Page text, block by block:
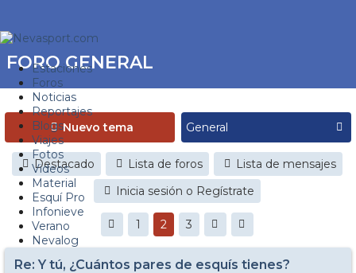
Estaciones
Foros
Noticias
Reportajes
Blogs
Viajes
Fotos
Videos
Material
Esquí Pro
Infonieve
Verano
Nevalog
FORO GENERAL
Nuevo tema
Destacado Lista de foros
Lista de mensajes
Inicia sesión o Regístrate
1 2 3
Re: Y tú, ¿Cuántos pares de esquís tienes?